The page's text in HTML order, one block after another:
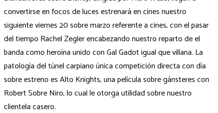
convertirse en focos de luces estrenará en cines nuestro
siguiente viernes 20 sobre marzo referente a cines, con el pasar
del tiempo Rachel Zegler encabezando nuestro reparto de el
banda como heroína unido con Gal Gadot igual que villana. La
patologí­a del túnel carpiano única competición directa con día
sobre estreno es Alto Knights, una película sobre gánsteres con
Robert Sobre Niro, lo cual le otorga utilidad sobre nuestro
clientela casero.